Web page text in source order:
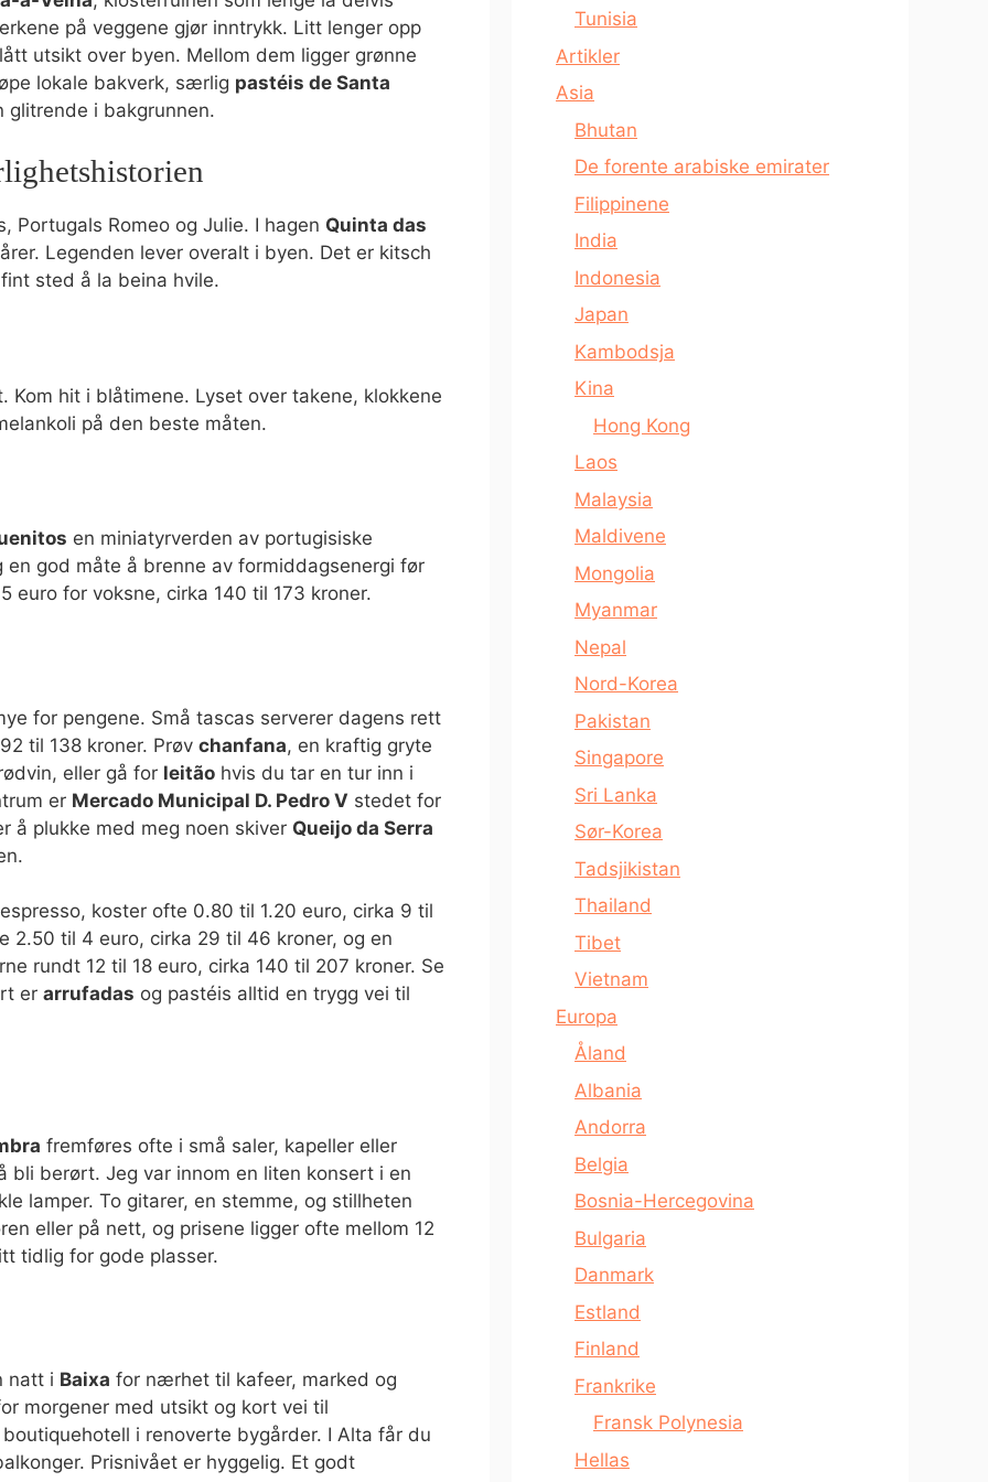
på veggene gjør inntrykk. Litt lenger opp
utsikt over byen. Mellom dem ligger grønne
lokale bakverk, særlig pastéis de Santa
glitrende i bakgrunnen.
Portugals Romeo og Julie. I hagen Quinta das
Legenden lever overalt i byen. Det er kitsch
sted å la beina hvile.
hit i blåtimene. Lyset over takene, klokkene
på den beste måten.
en miniatyrverden av portugisiske
god måte å brenne av formiddagsenergi før
euro for voksne, cirka 140 til 173 kroner.
for pengene. Små tascas serverer dagens rett
til 138 kroner. Prøv chanfana, en kraftig gryte
eller gå for leitão hvis du tar en tur inn i
er Mercado Municipal D. Pedro V stedet for
å plukke med meg noen skiver Queijo da Serra
koster ofte 0.80 til 1.20 euro, cirka 9 til
2.50 til 4 euro, cirka 29 til 46 kroner, og en
rundt 12 til 18 euro, cirka 140 til 207 kroner. Se
er arrufadas og pastéis alltid en trygg vei til
fremføres ofte i små saler, kapeller eller
berørt. Jeg var innom en liten konsert i en
lamper. To gitarer, en stemme, og stillheten
eller på nett, og prisene ligger ofte mellom 12
tidlig for gode plasser.
natt i Baixa for nærhet til kafeer, marked og
morgener med utsikt og kort vei til
i renoverte bygårder. I Alta får du
Prisnivået er hyggelig. Et godt
Tunisia
Artikler
Asia
Bhutan
De forente arabiske emirater
Filippinene
India
Indonesia
Japan
Kambodsja
Kina
Hong Kong
Laos
Malaysia
Maldivene
Mongolia
Myanmar
Nepal
Nord-Korea
Pakistan
Singapore
Sri Lanka
Sør-Korea
Tadsjikistan
Thailand
Tibet
Vietnam
Europa
Åland
Albania
Andorra
Belgia
Bosnia-Hercegovina
Bulgaria
Danmark
Estland
Finland
Frankrike
Fransk Polynesia
Hellas